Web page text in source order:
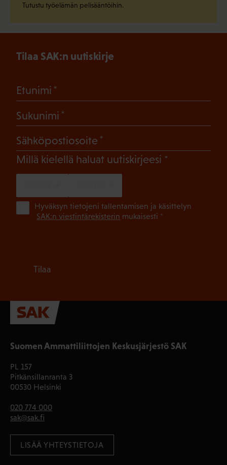
Tutustu työelämän pelisääntöihin.
Suomen Ammattiliittojen Keskusjärjestö SAK
PL 157
Pitkänsillanranta 3
00530 Helsinki
020 774 000
sak@sak.fi
LISÄÄ YHTEYSTIETOJA
Tilaa SAK:n uutiskirje
Etunimi
Sukunimi
Sähköpostiosoite
Millä kielellä haluat uutiskirjeesi (Pakollinen)
Hyväksyn tietojeni tallentamisen ja käsittelyn
SAK:n viestintärekisterin mukaisesti *
Tilaa